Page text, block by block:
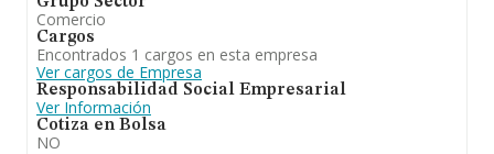
Comercio
Cargos
Encontrados 1 cargos en esta empresa
Ver cargos de Empresa
Responsabilidad Social Empresarial
Ver Información
Cotiza en Bolsa
NO